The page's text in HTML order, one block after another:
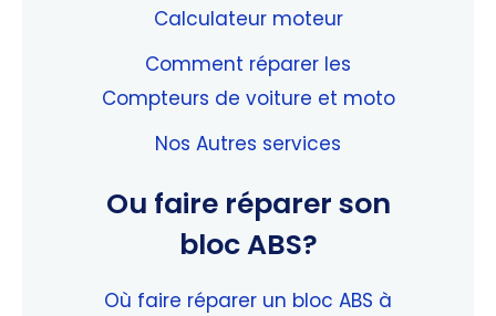
Calculateur moteur
Comment réparer les
Compteurs de voiture et moto
Nos Autres services
Ou faire réparer son
bloc ABS?
Où faire réparer un bloc ABS à